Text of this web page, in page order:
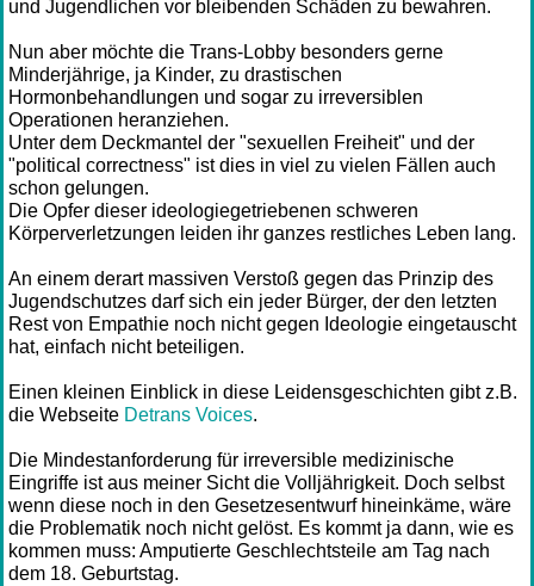
und Jugendlichen vor bleibenden Schäden zu bewahren.
Nun aber möchte die Trans-Lobby besonders gerne
Minderjährige, ja Kinder, zu drastischen
Hormonbehandlungen und sogar zu irreversiblen
Operationen heranziehen.
Unter dem Deckmantel der "sexuellen Freiheit" und der
"political correctness" ist dies in viel zu vielen Fällen auch
schon gelungen.
Die Opfer dieser ideologiegetriebenen schweren
Körperverletzungen leiden ihr ganzes restliches Leben lang.
An einem derart massiven Verstoß gegen das Prinzip des
Jugendschutzes darf sich ein jeder Bürger, der den letzten
Rest von Empathie noch nicht gegen Ideologie eingetauscht
hat, einfach nicht beteiligen.
Einen kleinen Einblick in diese Leidensgeschichten gibt z.B.
die Webseite Detrans Voices.
Die Mindestanforderung für irreversible medizinische
Eingriffe ist aus meiner Sicht die Volljährigkeit. Doch selbst
wenn diese noch in den Gesetzesentwurf hineinkäme, wäre
die Problematik noch nicht gelöst. Es kommt ja dann, wie es
kommen muss: Amputierte Geschlechtsteile am Tag nach
dem 18. Geburtstag.